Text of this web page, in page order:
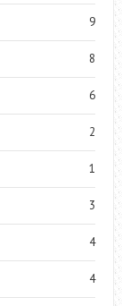
9
8
6
2
1
3
4
4